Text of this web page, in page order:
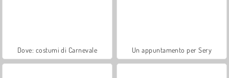
Dove: costumi di Carnevale Un appuntamento per Sery